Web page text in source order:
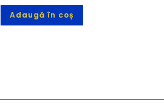
Adaugă în coș